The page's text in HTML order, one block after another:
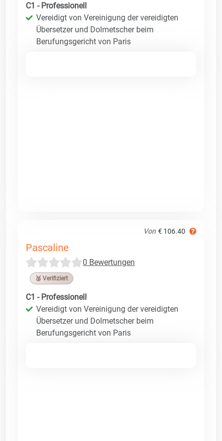
C1 - Professionell
Vereidigt von Vereinigung der vereidigten
Übersetzer und Dolmetscher beim
Berufungsgericht von Paris
Von € 106.40
Pascaline
0 Bewertungen
🥉 Verifiziert
C1 - Professionell
Vereidigt von Vereinigung der vereidigten
Übersetzer und Dolmetscher beim
Berufungsgericht von Paris